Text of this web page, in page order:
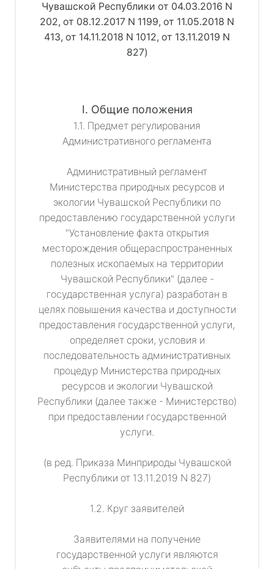
Чувашской Республики от 04.03.2016 N
202, от 08.12.2017 N 1199, от 11.05.2018 N
413, от 14.11.2018 N 1012, от 13.11.2019 N
827)
I. Общие положения
1.1. Предмет регулирования
Административного регламента
Административный регламент
Министерства природных ресурсов и
экологии Чувашской Республики по
предоставлению государственной услуги
"Установление факта открытия
месторождения общераспространенных
полезных ископаемых на территории
Чувашской Республики" (далее -
государственная услуга) разработан в
целях повышения качества и доступности
предоставления государственной услуги,
определяет сроки, условия и
последовательность административных
процедур Министерства природных
ресурсов и экологии Чувашской
Республики (далее также - Министерство)
при предоставлении государственной
услуги.
(в ред. Приказа Минприроды Чувашской
Республики от 13.11.2019 N 827)
1.2. Круг заявителей
Заявителями на получение
государственной услуги являются